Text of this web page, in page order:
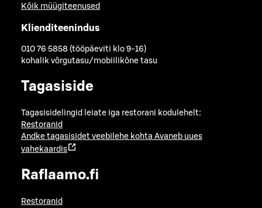
Kõik müügiteenused
Klienditeenindus
010 76 5858 (tööpäeviti klo 9-16)
kohalik võrgutasu/mobiilikõne tasu
Tagasiside
Tagasisidelingid leiate iga restorani kodulehelt:
Restoranid
Andke tagasisidet veebilehe kohta Avaneb uues
vahekaardis
Raflaamo.fi
Restoranid